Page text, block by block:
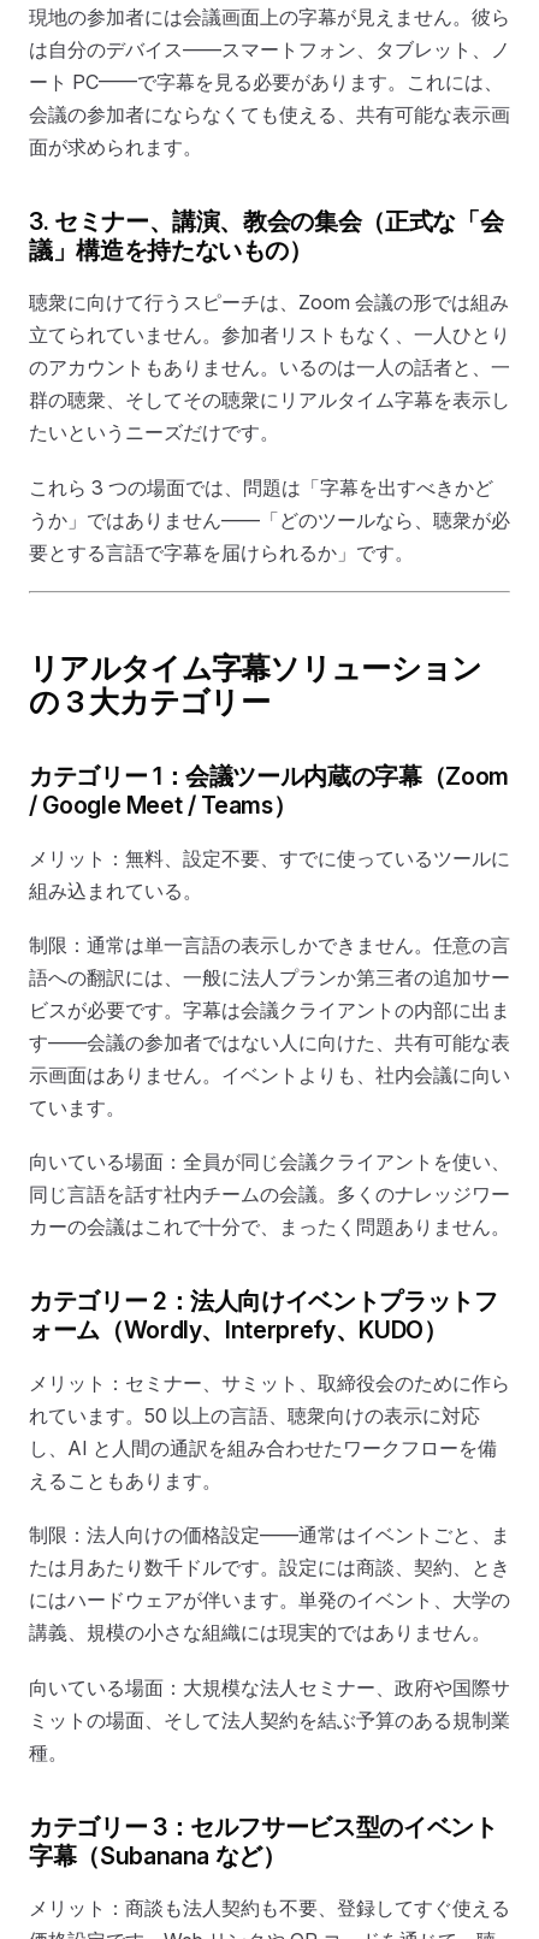
現地の参加者には会議画面上の字幕が見えません。彼ら
は自分のデバイス——スマートフォン、タブレット、ノ
ート PC——で字幕を見る必要があります。これには、
会議の参加者にならなくても使える、共有可能な表示画
面が求められます。
3. セミナー、講演、教会の集会（正式な「会
議」構造を持たないもの）
聴衆に向けて行うスピーチは、Zoom 会議の形では組み
立てられていません。参加者リストもなく、一人ひとり
のアカウントもありません。いるのは一人の話者と、一
群の聴衆、そしてその聴衆にリアルタイム字幕を表示し
たいというニーズだけです。
これら 3 つの場面では、問題は「字幕を出すべきかど
うか」ではありません——「どのツールなら、聴衆が必
要とする言語で字幕を届けられるか」です。
リアルタイム字幕ソリューション
の 3 大カテゴリー
カテゴリー 1：会議ツール内蔵の字幕（Zoom
/ Google Meet / Teams）
メリット：無料、設定不要、すでに使っているツールに
組み込まれている。
制限：通常は単一言語の表示しかできません。任意の言
語への翻訳には、一般に法人プランか第三者の追加サー
ビスが必要です。字幕は会議クライアントの内部に出ま
す——会議の参加者ではない人に向けた、共有可能な表
示画面はありません。イベントよりも、社内会議に向い
ています。
向いている場面：全員が同じ会議クライアントを使い、
同じ言語を話す社内チームの会議。多くのナレッジワー
カーの会議はこれで十分で、まったく問題ありません。
カテゴリー 2：法人向けイベントプラットフ
ォーム（Wordly、Interprefy、KUDO）
メリット：セミナー、サミット、取締役会のために作ら
れています。50 以上の言語、聴衆向けの表示に対応
し、AI と人間の通訳を組み合わせたワークフローを備
えることもあります。
制限：法人向けの価格設定——通常はイベントごと、ま
たは月あたり数千ドルです。設定には商談、契約、とき
にはハードウェアが伴います。単発のイベント、大学の
講義、規模の小さな組織には現実的ではありません。
向いている場面：大規模な法人セミナー、政府や国際サ
ミットの場面、そして法人契約を結ぶ予算のある規制業
種。
カテゴリー 3：セルフサービス型のイベント
字幕（Subanana など）
メリット：商談も法人契約も不要、登録してすぐ使える